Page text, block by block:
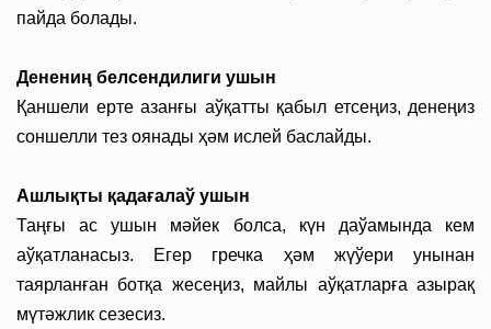
пайда болады.
Денениң белсендилиги ушын
Қаншели ерте азанғы аўқатты қабыл етсеңиз, денеңиз
соншелли тез оянады ҳәм ислей баслайды.
Ашлықты қадағалаў ушын
Таңғы ас ушын мәйек болса, күн даўамында кем
аўқатланасыз. Егер гречка ҳәм жүўери унынан
таярланған ботқа жесеңиз, майлы аўқатларға азырақ
мүтәжлик сезесиз.